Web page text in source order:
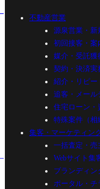
不動産営業
源泉営業・新
初回接客・案
媒介・受託獲
契約・決済実
紹介・リピー
追客・メール
住宅ローン・
特殊案件（相
集客・マーケティン
一括査定・売
Webサイト集
ブランディン
ポータル・チ